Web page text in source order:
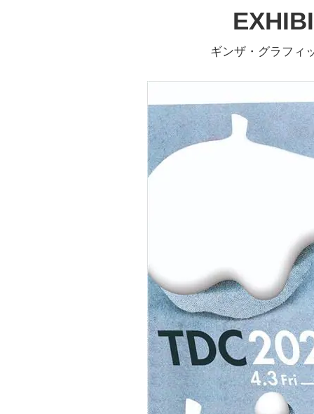
ギンザ・グラフィ